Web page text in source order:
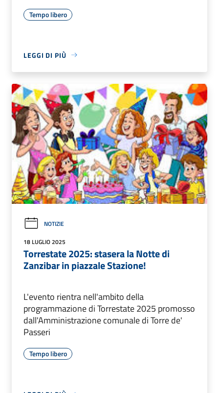
Tempo libero
LEGGI DI PIÙ
NOTIZIE
18 LUGLIO 2025
Torrestate 2025: stasera la Notte di
Zanzibar in piazzale Stazione!
L'evento rientra nell'ambito della
programmazione di Torrestate 2025 promosso
dall'Amministrazione comunale di Torre de'
Passeri
Tempo libero